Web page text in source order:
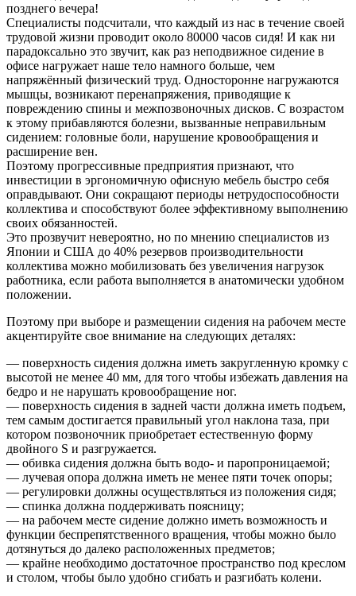
позднего вечера!
Специалисты подсчитали, что каждый из нас в течение своей
трудовой жизни проводит около 80000 часов сидя! И как ни
парадоксально это звучит, как раз неподвижное сидение в
офисе нагружает наше тело намного больше, чем
напряжённый физический труд. Односторонне нагружаются
мышцы, возникают перенапряжения, приводящие к
повреждению спины и межпозвоночных дисков. С возрастом
к этому прибавляются болезни, вызванные неправильным
сидением: головные боли, нарушение кровообращения и
расширение вен.
Поэтому прогрессивные предприятия признают, что
инвестиции в эргономичную офисную мебель быстро себя
оправдывают. Они сокращают периоды нетрудоспособности
коллектива и способствуют более эффективному выполнению
своих обязанностей.
Это прозвучит невероятно, но по мнению специалистов из
Японии и США до 40% резервов производительности
коллектива можно мобилизовать без увеличения нагрузок
работника, если работа выполняется в анатомически удобном
положении.
Поэтому при выборе и размещении сидения на рабочем месте
акцентируйте свое внимание на следующих деталях:
— поверхность сидения должна иметь закругленную кромку с
высотой не менее 40 мм, для того чтобы избежать давления на
бедро и не нарушать кровообращение ног.
— поверхность сидения в задней части должна иметь подъем,
тем самым достигается правильный угол наклона таза, при
котором позвоночник приобретает естественную форму
двойного S и разгружается.
— обивка сидения должна быть водо- и паропроницаемой;
— лучевая опора должна иметь не менее пяти точек опоры;
— регулировки должны осуществляться из положения сидя;
— спинка должна поддерживать поясницу;
— на рабочем месте сидение должно иметь возможность и
функции беспрепятственного вращения, чтобы можно было
дотянуться до далеко расположенных предметов;
— крайне необходимо достаточное пространство под креслом
и столом, чтобы было удобно сгибать и разгибать колени.